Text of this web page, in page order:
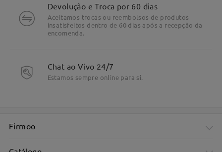
Devolução e Troca por 60 dias
Aceitamos trocas ou reembolsos de produtos
insatisfeitos dentro de 60 dias após a recepção da
encomenda.
Chat ao Vivo 24/7
Estamos sempre online para si.
Firmoo